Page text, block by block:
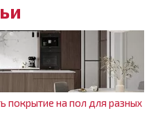
покрытие на пол для разных